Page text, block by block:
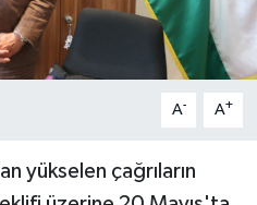
A- A+
yükselen çağrıların